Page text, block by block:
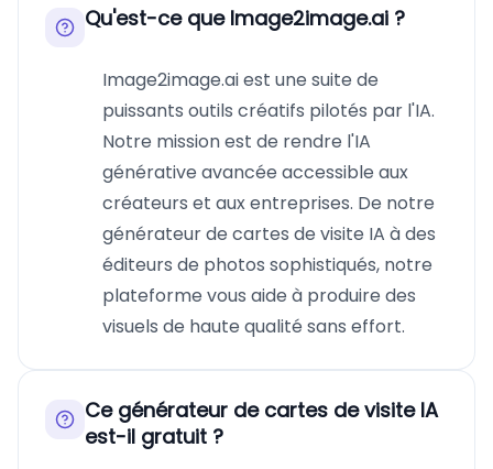
Qu'est-ce que Image2image.ai ?
Image2image.ai est une suite de
puissants outils créatifs pilotés par l'IA.
Notre mission est de rendre l'IA
générative avancée accessible aux
créateurs et aux entreprises. De notre
générateur de cartes de visite IA à des
éditeurs de photos sophistiqués, notre
plateforme vous aide à produire des
visuels de haute qualité sans effort.
Ce générateur de cartes de visite IA
est-il gratuit ?